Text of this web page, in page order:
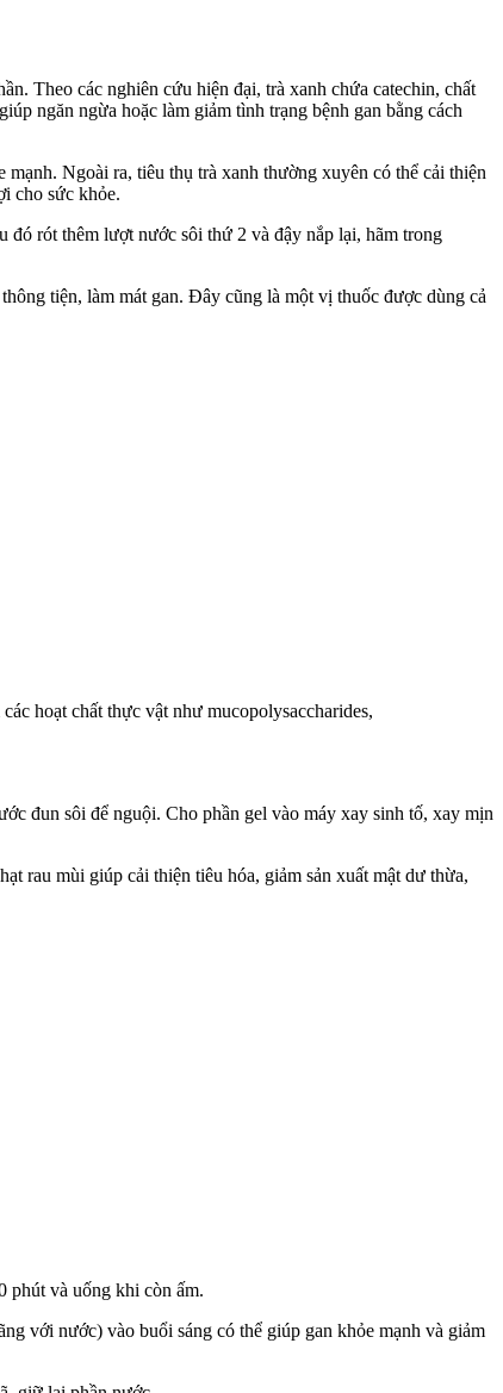
Theo các nghiên cứu hiện đại, trà xanh chứa catechin, chất
ngăn ngừa hoặc làm giảm tình trạng bệnh gan bằng cách
Ngoài ra, tiêu thụ trà xanh thường xuyên có thể cải thiện
cho sức khỏe.
đó rót thêm lượt nước sôi thứ 2 và đậy nắp lại, hãm trong
tiện, làm mát gan. Đây cũng là một vị thuốc được dùng cả
hoạt chất thực vật như mucopolysaccharides,
đun sôi để nguội. Cho phần gel vào máy xay sinh tố, xay mịn
rau mùi giúp cải thiện tiêu hóa, giảm sản xuất mật dư thừa,
phút và uống khi còn ấm.
với nước) vào buổi sáng có thể giúp gan khỏe mạnh và giảm